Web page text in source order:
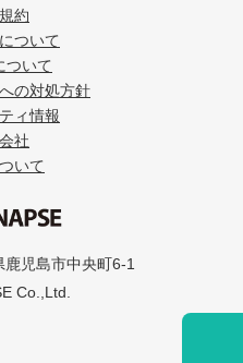
約
ついて
ついて
の対処方針
ィ情報
社
いて
児島市中央町6-1
Co.,Ltd.